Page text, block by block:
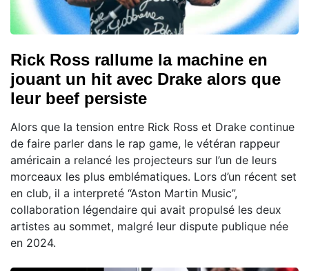
Rick Ross rallume la machine en
jouant un hit avec Drake alors que
leur beef persiste
Alors que la tension entre Rick Ross et Drake continue
de faire parler dans le rap game, le vétéran rappeur
américain a relancé les projecteurs sur l’un de leurs
morceaux les plus emblématiques. Lors d’un récent set
en club, il a interpreté “Aston Martin Music”,
collaboration légendaire qui avait propulsé les deux
artistes au sommet, malgré leur dispute publique née
en 2024.